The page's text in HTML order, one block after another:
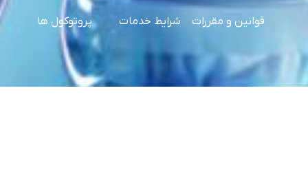
قوانین و مقررات شرایط خدمات پروتوکول ها